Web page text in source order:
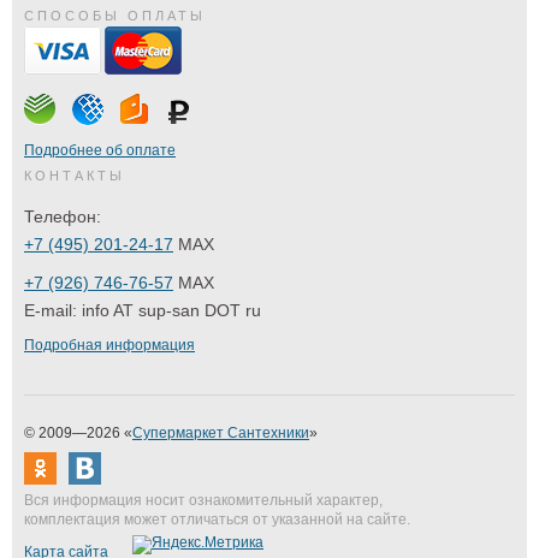
СПОСОБЫ ОПЛАТЫ
Подробнее об оплате
КОНТАКТЫ
Телефон:
+7 (495) 201-24-17 MAX
+7 (926) 746-76-57 MAX
E-mail: info AT sup-san DOT ru
Подробная информация
© 2009—2026 «Супермаркет Сантехники»
Вся информация носит ознакомительный характер,
комплектация может отличаться от указанной на сайте.
Карта сайта